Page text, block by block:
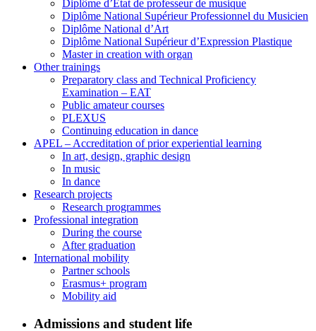
Diplôme d’État de professeur de musique
Diplôme National Supérieur Professionnel du Musicien
Diplôme National d’Art
Diplôme National Supérieur d’Expression Plastique
Master in creation with organ
Other trainings
Preparatory class and Technical Proficiency
Examination – EAT
Public amateur courses
PLEXUS
Continuing education in dance
APEL – Accreditation of prior experiential learning
In art, design, graphic design
In music
In dance
Research projects
Research programmes
Professional integration
During the course
After graduation
International mobility
Partner schools
Erasmus+ program
Mobility aid
Admissions and student life